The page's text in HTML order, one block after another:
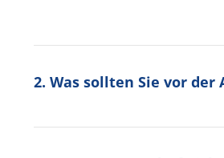
2. Was sollten Sie vor der